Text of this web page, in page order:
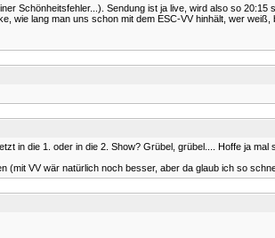
Schönheitsfehler...). Sendung ist ja live, wird also so
lang man uns schon mit dem ESC-VV hinhält, wer weiß,
in die 1. oder in die 2. Show? Grübel, grübel.... Hoffe ja mal
VV wär natürlich noch besser, aber da glaub ich so